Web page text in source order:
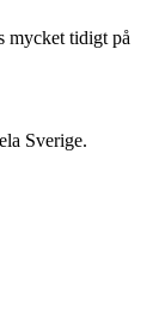
mycket tidigt på
Sverige.